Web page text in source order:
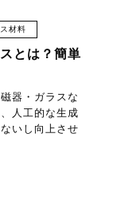
材料
とは？簡単
器・ガラスな
人工的な生成
いし向上させ